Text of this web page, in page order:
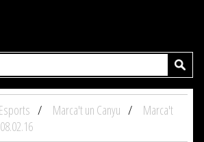
Esports Marca't un Canyu
Marca't